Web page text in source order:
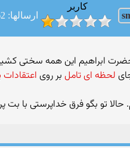
کاربر
ارسالها: 62
لحظه ای تامل بر روی
تو بگو فرق خداپرستی با بت